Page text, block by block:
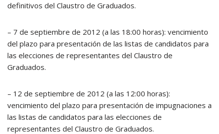
definitivos del Claustro de Graduados.
– 7 de septiembre de 2012 (a las 18:00 horas): vencimiento
del plazo para presentación de las listas de candidatos para
las elecciones de representantes del Claustro de
Graduados.
– 12 de septiembre de 2012 (a las 12:00 horas):
vencimiento del plazo para presentación de impugnaciones a
las listas de candidatos para las elecciones de
representantes del Claustro de Graduados.